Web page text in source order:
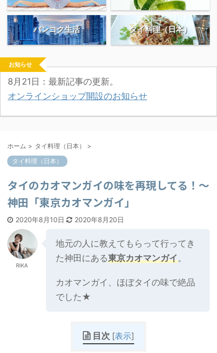
バンコク生活 タイ料理（日本）
お知らせ
8月21日：最新記事の更新。
オンラインショップ開設のお知らせ
ホーム > タイ料理（日本）
>
タイ料理（日本）
タイのカオマンガイの味を再現してる！～
神田「東京カオマンガイ」
2020年8月10日 2020年8月20日
RIKA
地元の人に教えてもらって行ってき
た神田にある東京カオマンガイ。
カオマンガイ、ほぼタイの味で絶品
でした★
目次 [表示]